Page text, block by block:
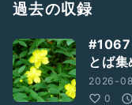
過去の収録
#1067
とば
2026-
0